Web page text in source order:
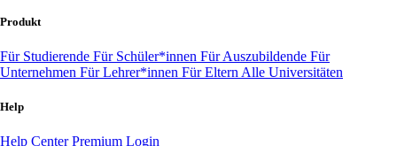
Produkt
Für Studierende Für Schüler*innen Für Auszubildende Für
Unternehmen Für Lehrer*innen Für Eltern Alle Universitäten
Help
Help CenterPremium Login